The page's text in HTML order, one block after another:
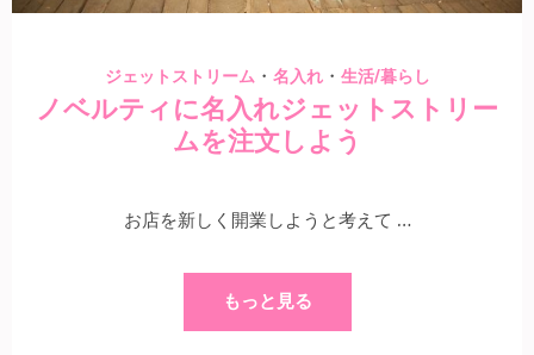
ジェットストリーム・ 名入れ・ 生活/暮らし
ノベルティに名入れジェットストリー
ムを注文しよう
お店を新しく開業しようと考えて …
もっと見る